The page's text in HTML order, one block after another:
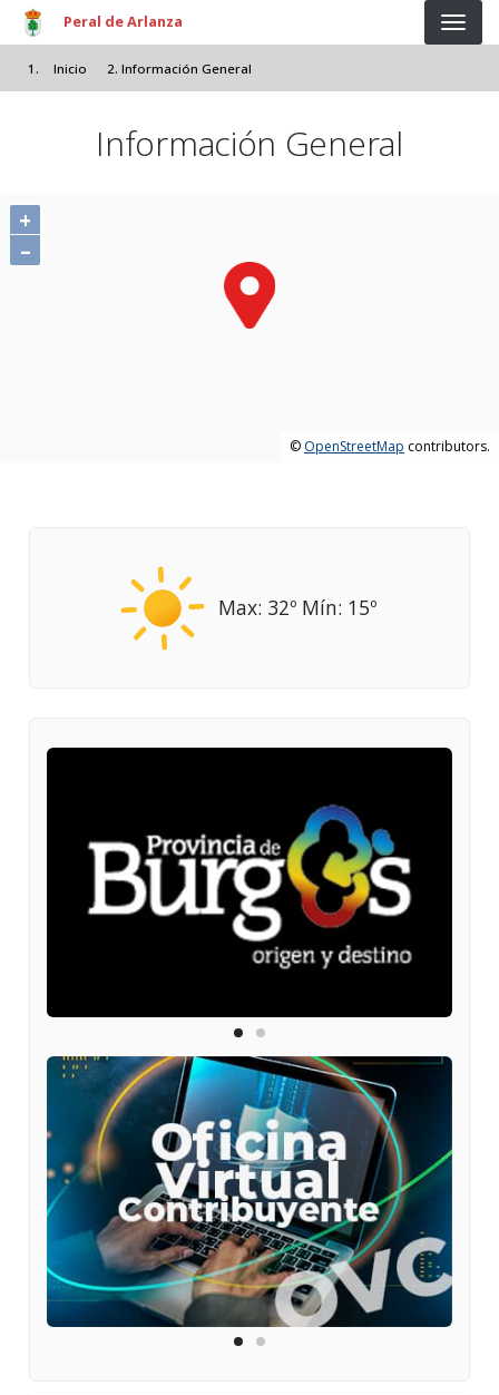
Pasar al contenido principal
Peral de Arlanza
Inicio Información General
Información General
+
–
© OpenStreetMap contributors.
Max: 32º Mín: 15º